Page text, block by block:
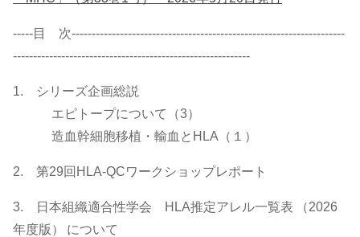
-----目 次--------------------------------------------------------------------
-----------------------------------------------------------
1. シリーズ企画総説
エピトープについて（3）
造血幹細胞移植・輸血とHLA（１）
2. 第29回HLA-QCワークショップレポート
3. 日本組織適合性学会 HLA推定アレル一覧表 （2026
年度版） について